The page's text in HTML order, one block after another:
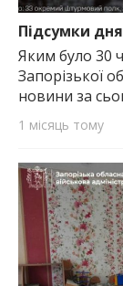
Підсумки дня
Яким було 30
Запорізької
новини за
1 місяць тому